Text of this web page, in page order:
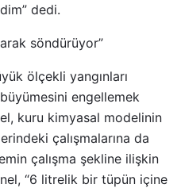
dedi.
söndürüyor”
ölçekli yangınları
engellemek
kuru kimyasal modelinin
çalışmalarına da
çalışma şekline ilişkin
“6 litrelik bir tüpün içine